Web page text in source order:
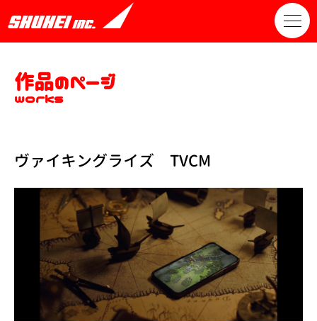
作品のページ
works
ヴァイキングライズ TVCM